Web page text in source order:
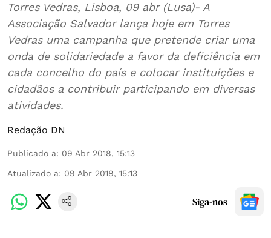
Torres Vedras, Lisboa, 09 abr (Lusa)- A
Associação Salvador lança hoje em Torres
Vedras uma campanha que pretende criar uma
onda de solidariedade a favor da deficiência em
cada concelho do país e colocar instituições e
cidadãos a contribuir participando em diversas
atividades.
Redação DN
Publicado a: 09 Abr 2018, 15:13
Atualizado a: 09 Abr 2018, 15:13
Siga-nos